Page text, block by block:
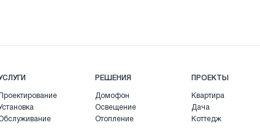
Проектирование
РЕШЕНИЯ
Домофон
Освещение
Отопление
ПРОЕКТЫ
Квартира
Дача
Коттедж